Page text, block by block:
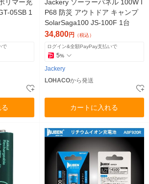
リマー充
05SB 1
で
Jackery ソーラーパネル 100W I
P68 防災 アウトドア キャンプ
SolarSaga100 JS-100F 1台
34,800円 （税込）
ログイン&全額PayPay支払いで
5%
Jackery
LOHACOから発送
カートに入れる